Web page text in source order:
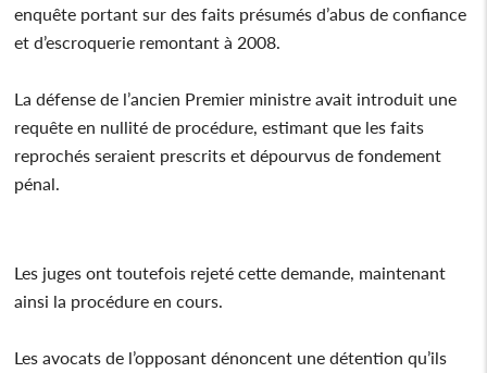
enquête portant sur des faits présumés d’abus de confiance
et d’escroquerie remontant à 2008.
La défense de l’ancien Premier ministre avait introduit une
requête en nullité de procédure, estimant que les faits
reprochés seraient prescrits et dépourvus de fondement
pénal.
Les juges ont toutefois rejeté cette demande, maintenant
ainsi la procédure en cours.
Les avocats de l’opposant dénoncent une détention qu’ils